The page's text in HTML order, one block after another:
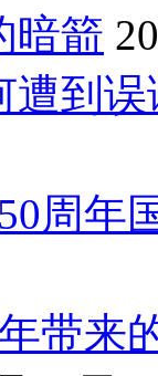
暗箭
到
周年
带来